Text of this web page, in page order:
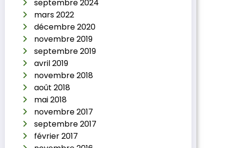
septembre 2024
mars 2022
décembre 2020
novembre 2019
septembre 2019
avril 2019
novembre 2018
août 2018
mai 2018
novembre 2017
septembre 2017
février 2017